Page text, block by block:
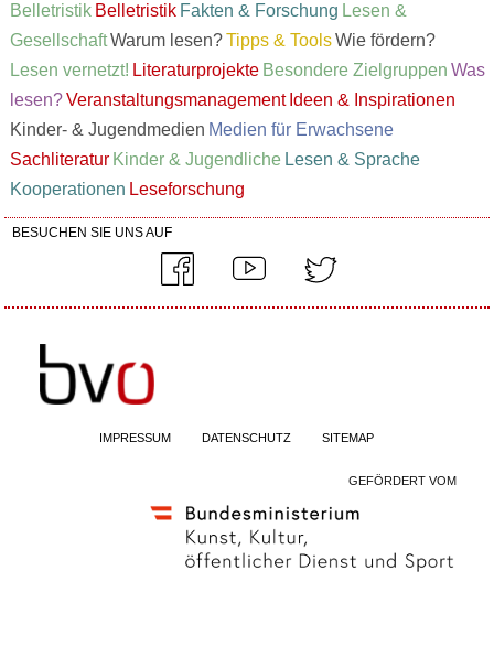
Belletristik Belletristik Fakten & Forschung Lesen &
GesellschaftWarum lesen? Tipps & Tools Wie fördern?
Lesen vernetzt! Literaturprojekte Besondere Zielgruppen Was
lesen? Veranstaltungsmanagement Ideen & Inspirationen
Kinder- & Jugendmedien Medien für Erwachsene
Sachliteratur Kinder & Jugendliche Lesen & Sprache
Kooperationen Leseforschung
BESUCHEN SIE UNS AUF
IMPRESSUM DATENSCHUTZ SITEMAP
GEFÖRDERT VOM